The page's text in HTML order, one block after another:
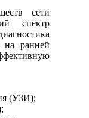
сети
спектр
на ранней
(УЗИ);